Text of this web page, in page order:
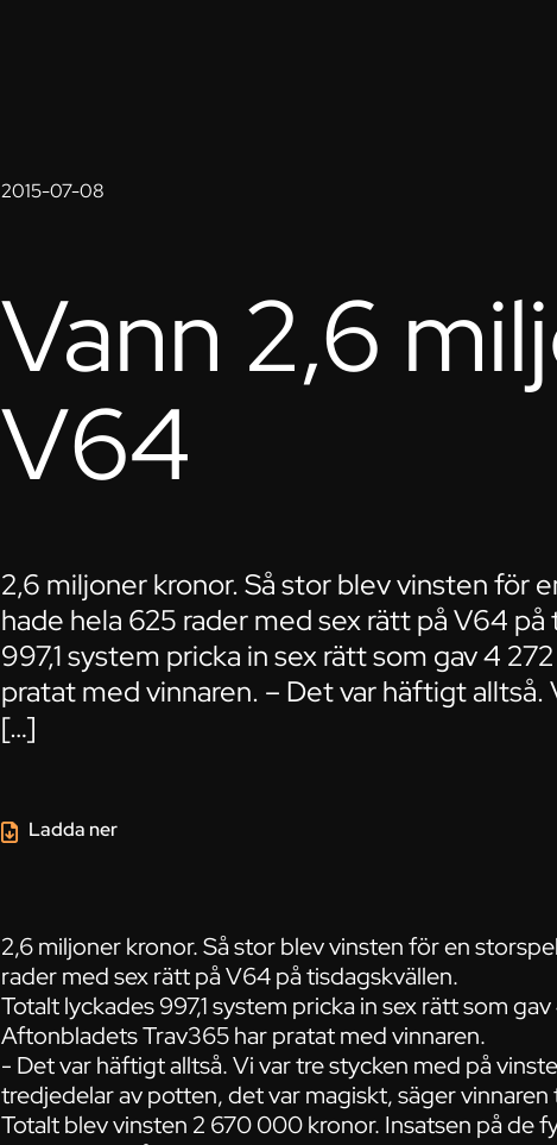
2015-07-08
Vann 2,6
V64
2,6 miljoner kronor. Så stor blev vinsten för
hade hela 625 rader med sex rätt på V64
997,1 system pricka in sex rätt som gav 4
pratat med vinnaren. – Det var häftigt
[…]
2,6 miljoner kronor. Så stor blev vinsten för en
rader med sex rätt på V64 på tisdagskvällen.
Totalt lyckades 997,1 system pricka in sex rätt som
Aftonbladets Trav365 har pratat med vinnaren.
- Det var häftigt alltså. Vi var tre stycken med på
tredjedelar av potten, det var magiskt, säger vinnaren
Totalt blev vinsten 2 670 000 kronor. Insatsen på de
Ladda ner